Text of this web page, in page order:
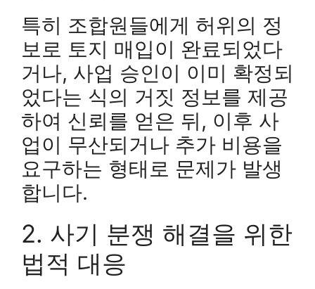
특히 조합원들에게 허위의 정
보로 토지 매입이 완료되었다
거나, 사업 승인이 이미 확정되
었다는 식의 거짓 정보를 제공
하여 신뢰를 얻은 뒤, 이후 사
업이 무산되거나 추가 비용을
요구하는 형태로 문제가 발생
합니다.
2. 사기 분쟁 해결을 위한
법적 대응